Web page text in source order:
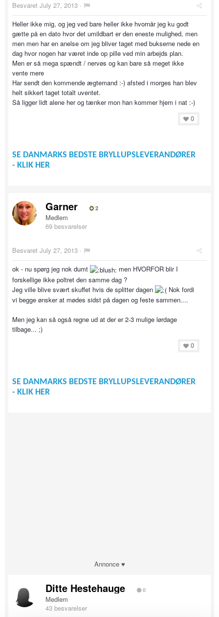
Besvaret July 27, 2013 ·
Heller ikke mig, og jeg ved bare heller ikke hvornår jeg ku godt
gætte på en dato hvor det umildbart er den eneste mulighed, men
men men har en anelse om jeg bliver taget med bukserne nede en
dag hvor nogen har været inde op pille ved min arbejds plan.
Men er så mega spændt / nervøs og kan bare så meget ikke
vente mere
Har sendt den kommende ægtemand :-) afsted i morges han blev
helt sikkert taget totalt uventet.
Så ligger lidt alene her og tænker mon han kommer hjem i nat :-)
0
SE DANMARKS BEDSTE BRYLLUPSLEVERANDØRER
- KLIK HER
Garner 2
Medlem
69 besvarelser
Besvaret July 27, 2013 ·
ok - nu spørg jeg nok dumt
men HVORFOR blir I
forskellige ikke poltret den samme dag ?
Jeg ville blive svært skuffet hvis de splitter dagen
Nok fordi
vi begge ønsker at mødes sidst på dagen og feste sammen....
Men jeg kan så også regne ud at der er 2-3 mulige lørdage
tilbage... ;)
0
SE DANMARKS BEDSTE BRYLLUPSLEVERANDØRER
- KLIK HER
Annonce ♥
Ditte Hestehauge 0
Medlem
43 besvarelser